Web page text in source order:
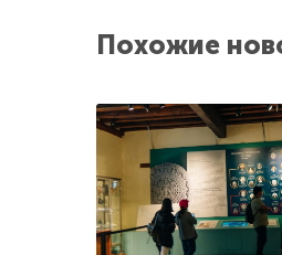
Похожие